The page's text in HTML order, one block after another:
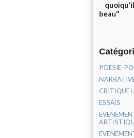
quoiqu'il
beau"
POESIE-
CRITIQUE
ESSAIS